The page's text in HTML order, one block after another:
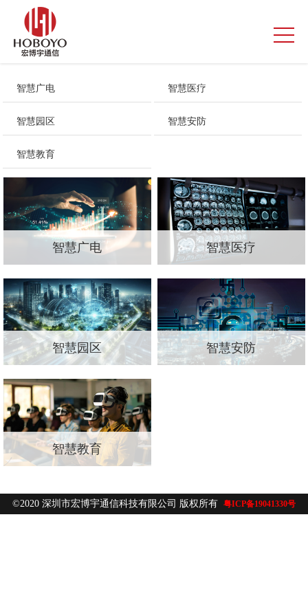
智慧广电 智慧医疗
智慧园区 智慧安防
智慧教育
智慧广电 智慧医疗
智慧园区 智慧安防
智慧教育
©2020 深圳市宏博宇通信科技有限公司 版权所有 粤ICP备19041330号